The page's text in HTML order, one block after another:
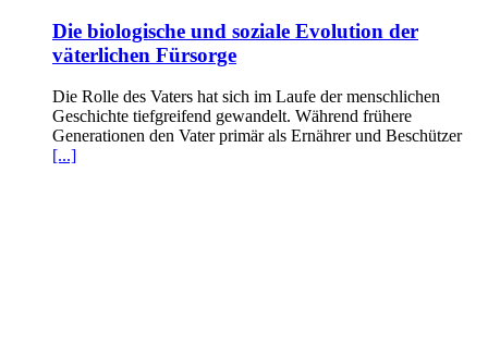
Die biologische und soziale Evolution der
väterlichen Fürsorge
Die Rolle des Vaters hat sich im Laufe der menschlichen
Geschichte tiefgreifend gewandelt. Während frühere
Generationen den Vater primär als Ernährer und Beschützer
[...]